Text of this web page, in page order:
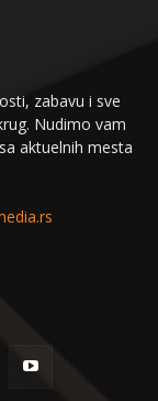
zabavu i sve
Nudimo vam
aktuelnih mesta